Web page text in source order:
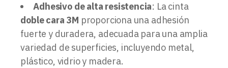
Adhesivo de alta resistencia: La cinta
doble cara 3M proporciona una adhesión
fuerte y duradera, adecuada para una amplia
variedad de superficies, incluyendo metal,
plástico, vidrio y madera.